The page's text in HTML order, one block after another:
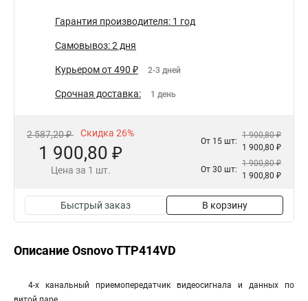
Гарантия производителя: 1 год
Самовывоз: 2 дня
Курьером от 490 ₽ 2-3 дней
Срочная доставка: 1 день
2 587,20 ₽ Скидка 26%
1 900,80 ₽
Цена за 1 шт.
От 15 шт:
1 900,80 ₽
1 900,80 ₽
От 30 шт:
1 900,80 ₽
1 900,80 ₽
Быстрый заказ В корзину
Описание Osnovo TTP414VD
4-х канальный приемопередатчик видеосигнала и данных по